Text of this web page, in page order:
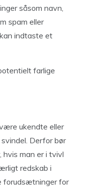
såsom navn,
spam eller
indtaste et
farlige
ukendte eller
Derfor bør
hvis man er i tvivl
redskab i
forudsætninger for